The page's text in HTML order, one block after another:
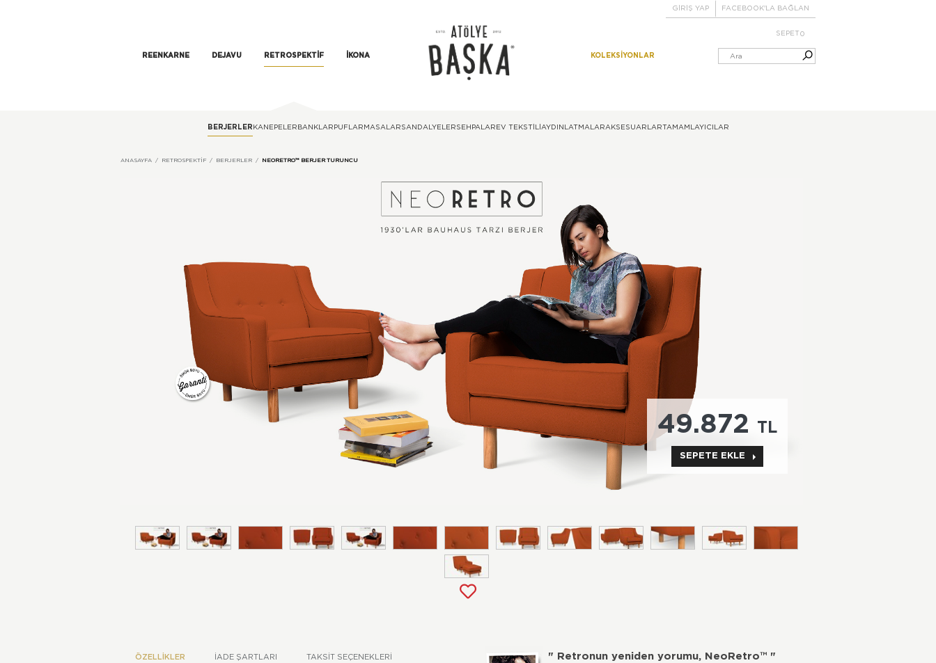
REENKARNE DEJAVU RETROSPEKTIF İKONA KOLEKSIYONLAR
GİRİŞ YAP FACEBOOK'LA BAĞLAN
SEPET 0
BERJERLER KANEPELER BANKLAR PUFLAR MASALAR SANDALYELER SEHPALAR EV TEKSTILI AYDINLATMALARAKSESUARLARTAMAMLAYICILAR
ANASAYFA RETROSPEKTIF BERJERLER NEORETRO™ BERJER TURUNCU
49.872 TL
SEPETE EKLE
ÖZELLIKLER İADE ŞARTLARI TAKSIT SEÇENEKLERI " Retronun yeniden yorumu, NeoRetro™ "